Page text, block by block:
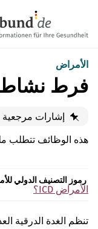
الأمراض
فرط نشاط
إشارات مرجعية
هذه الوظائف تتطلب
رموز التصنيف الدولي
الأمراض ICD؟
تنظم الغدة الدرقية